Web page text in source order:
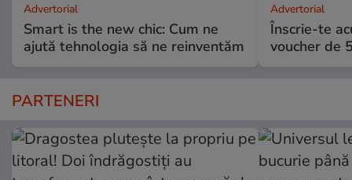
Advertorial
Smart is the new chic: Cum ne
ajută tehnologia să ne reinventăm
Advertorial
Înscrie-te
voucher de
PARTENERI